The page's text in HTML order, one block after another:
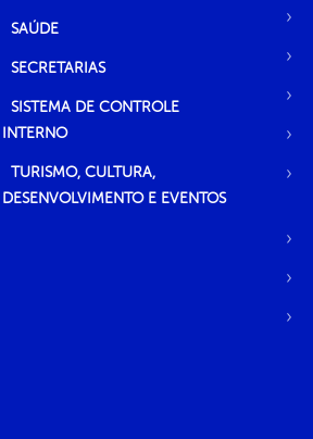
SAÚDE
SECRETARIAS
SISTEMA DE CONTROLE
INTERNO
TURISMO, CULTURA,
DESENVOLVIMENTO E EVENTOS